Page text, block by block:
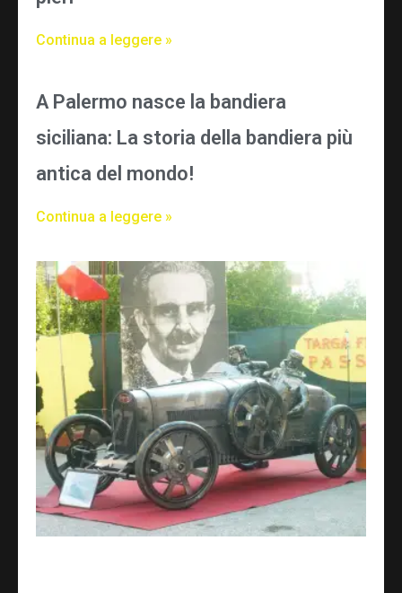
Continua a leggere »
A Palermo nasce la bandiera
siciliana: La storia della bandiera più
antica del mondo!
Continua a leggere »